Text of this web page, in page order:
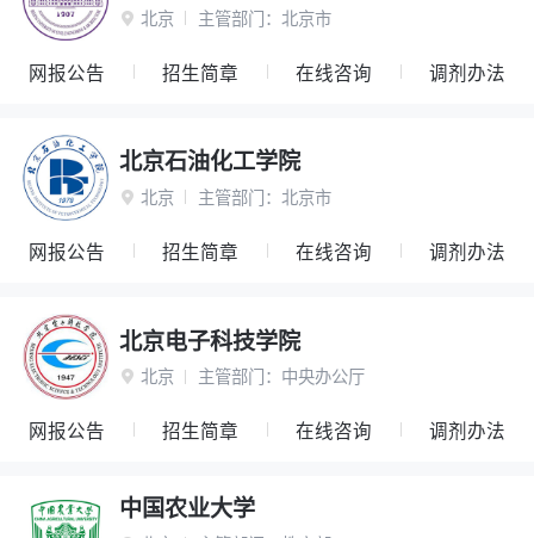
 北京 主管部门： 北京市
网报公告 招生简章 在线咨询 调剂办法
北京石油化工学院
 北京 主管部门： 北京市
网报公告 招生简章 在线咨询 调剂办法
北京电子科技学院
 北京 主管部门： 中央办公厅
网报公告 招生简章 在线咨询 调剂办法
中国农业大学